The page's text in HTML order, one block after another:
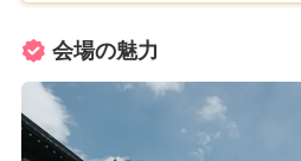
会場の魅力